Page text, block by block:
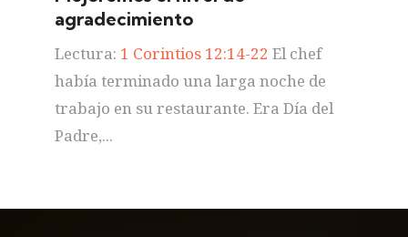
agradecimiento
Lectura: 1 Corintios 12:14-22 El chef
había terminado una larga noche de
trabajo en su restaurante. Era Día del
Padre,...